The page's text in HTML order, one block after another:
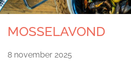
MOSSELAVOND
8 november 2025